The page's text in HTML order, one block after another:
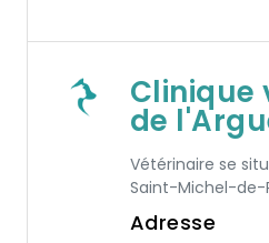
Clinique
de
Vétérinaire se
Saint-Michel-de-
Adresse